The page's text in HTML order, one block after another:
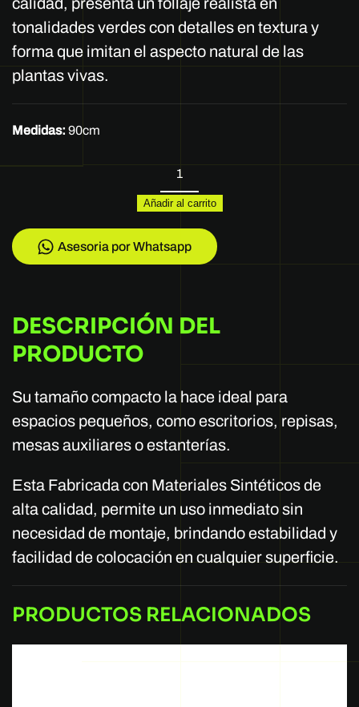
tonalidades verdes con detalles en textura y
forma que imitan el aspecto natural de las
plantas vivas.
Medidas: 90cm
3428-
2
cantidad
Añadir al carrito
Asesoria por Whatsapp
DESCRIPCIÓN DEL
PRODUCTO
Su tamaño compacto la hace ideal para
espacios pequeños, como escritorios, repisas,
mesas auxiliares o estanterías.
Esta Fabricada con Materiales Sintéticos de
alta calidad, permite un uso inmediato sin
necesidad de montaje, brindando estabilidad y
facilidad de colocación en cualquier superficie.
PRODUCTOS RELACIONADOS